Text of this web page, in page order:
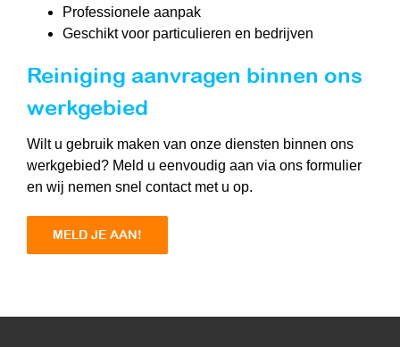
Professionele aanpak
Geschikt voor particulieren en bedrijven
Reiniging aanvragen binnen ons
werkgebied
Wilt u gebruik maken van onze diensten binnen ons
werkgebied? Meld u eenvoudig aan via ons formulier
en wij nemen snel contact met u op.
MELD JE AAN!